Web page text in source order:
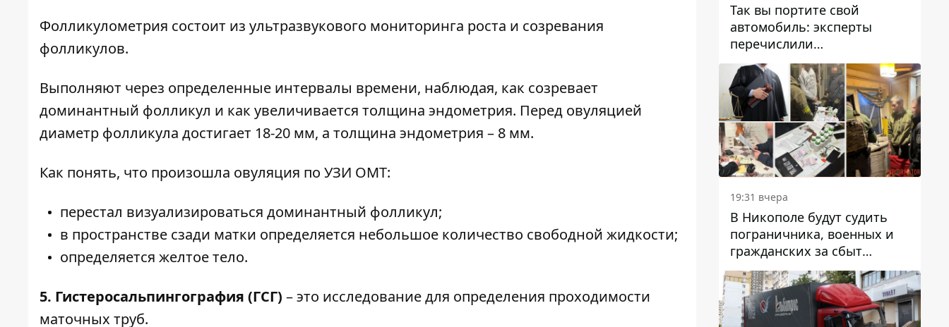
Фолликулометрия состоит из ультразвукового мониторинга роста и созревания
фолликулов.
Выполняют через определенные интервалы времени, наблюдая, как созревает
доминантный фолликул и как увеличивается толщина эндометрия. Перед овуляцией
диаметр фолликула достигает 18-20 мм, а толщина эндометрия – 8 мм.
Как понять, что произошла овуляция по УЗИ ОМТ:
перестал визуализироваться доминантный фолликул;
в пространстве сзади матки определяется небольшое количество свободной жидкости;
определяется желтое тело.
5. Гистеросальпингография (ГСГ) – это исследование для определения проходимости
маточных труб.
Так вы портите свой
автомобиль: эксперты
перечислили
распространенные
привычки водителей,
которые на самом деле
вредят машине
19:31 вчера
В Никополе будут судить
пограничника, военных и
гражданских за сбыт
психотропов